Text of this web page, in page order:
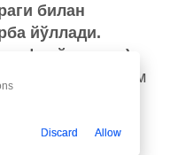
билан
йўллади.
офсайд экан :)
жамаосига ёрдам
боис
майдон четига
Discard Allow